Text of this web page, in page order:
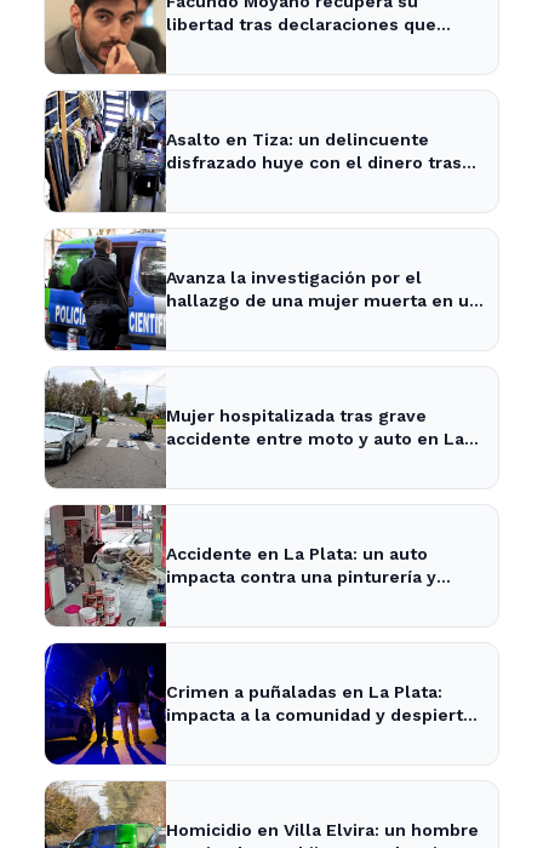
libertad tras declaraciones que
Asalto en Tiza: un delincuente
disfrazado huye con el dinero tras
Avanza la investigación por el
hallazgo de una mujer muerta en un
Mujer hospitalizada tras grave
accidente entre moto y auto en La
Accidente en La Plata: un auto
impacta contra una pinturería y
Crimen a puñaladas en La Plata:
impacta a la comunidad y despierta
Homicidio en Villa Elvira: un hombre